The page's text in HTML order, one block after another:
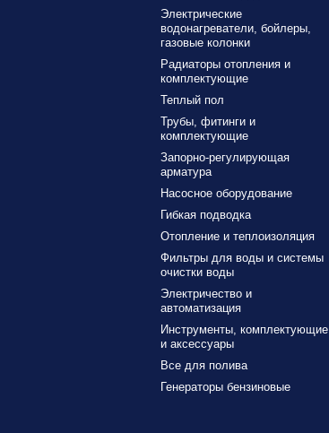
Электрические
водонагреватели, бойлеры,
газовые колонки
Радиаторы отопления и
комплектующие
Теплый пол
Трубы, фитинги и
комплектующие
Запорно-регулирующая
арматура
Насосное оборудование
Гибкая подводка
Отопление и теплоизоляция
Фильтры для воды и системы
очистки воды
Электричество и
автоматизация
Инструменты, комплектующие
и аксессуары
Все для полива
Генераторы бензиновые